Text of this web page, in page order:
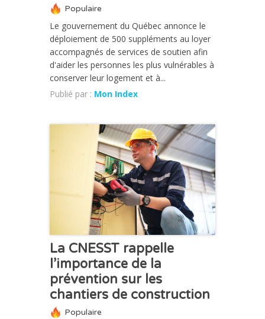
Populaire
Le gouvernement du Québec annonce le
déploiement de 500 suppléments au loyer
accompagnés de services de soutien afin
d'aider les personnes les plus vulnérables à
conserver leur logement et à...
Publié par : Mon Index
La CNESST rappelle
l’importance de la
prévention sur les
chantiers de construction
Populaire